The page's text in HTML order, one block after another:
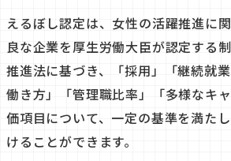
えるぼし認定は、女性の活躍推進に
良な企業を厚生労働大臣が認定する
推進法に基づき、「採用」「継続就
働き方」「管理職比率」「多様なキ
価項目について、一定の基準を満た
けることができます。